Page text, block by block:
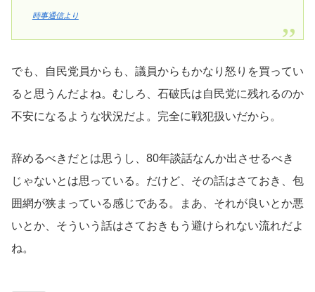
時事通信より
でも、自民党員からも、議員からもかなり怒りを買ってい
ると思うんだよね。むしろ、石破氏は自民党に残れるのか
不安になるような状況だよ。完全に戦犯扱いだから。
辞めるべきだとは思うし、80年談話なんか出させるべき
じゃないとは思っている。だけど、その話はさておき、包
囲網が狭まっている感じである。まあ、それが良いとか悪
いとか、そういう話はさておきもう避けられない流れだよ
ね。